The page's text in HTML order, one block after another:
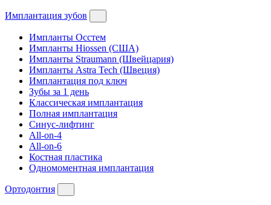
Имплантация зубов
Импланты Осстем
Импланты Hiossen (США)
Импланты Straumann (Швейцария)
Импланты Astra Tech (Швеция)
Имплантация под ключ
Зубы за 1 день
Классическая имплантация
Полная имплантация
Синус-лифтинг
All-on-4
All-on-6
Костная пластика
Одномоментная имплантация
Ортодонтия